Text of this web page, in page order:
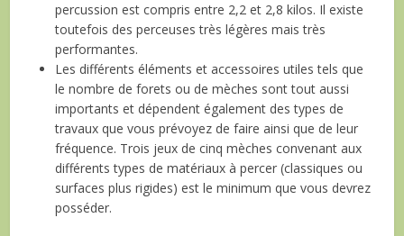
percussion est compris entre 2,2 et 2,8 kilos. Il existe
toutefois des perceuses très légères mais très
performantes.
Les différents éléments et accessoires utiles tels que
le nombre de forets ou de mèches sont tout aussi
importants et dépendent également des types de
travaux que vous prévoyez de faire ainsi que de leur
fréquence. Trois jeux de cinq mèches convenant aux
différents types de matériaux à percer (classiques ou
surfaces plus rigides) est le minimum que vous devrez
posséder.